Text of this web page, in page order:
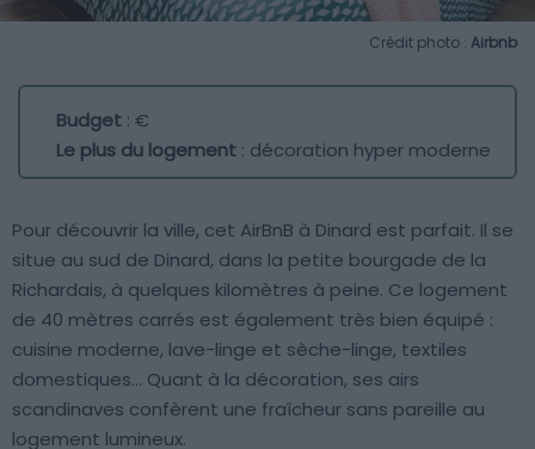
Crédit photo : Airbnb
Budget : €
Le plus du logement : décoration hyper moderne
Pour découvrir la ville, cet AirBnB à Dinard est parfait. Il se
situe au sud de Dinard, dans la petite bourgade de la
Richardais, à quelques kilomètres à peine. Ce logement
de 40 mètres carrés est également très bien équipé :
cuisine moderne, lave-linge et sèche-linge, textiles
domestiques… Quant à la décoration, ses airs
scandinaves confèrent une fraîcheur sans pareille au
logement lumineux.